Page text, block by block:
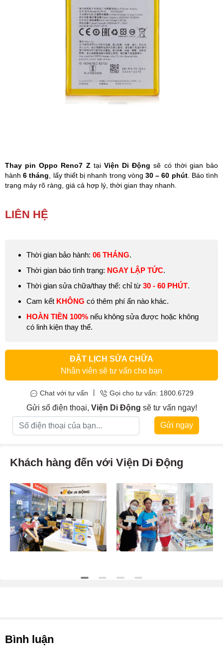
(miễn phí)
(Giờ làm việc: 08h00 - 21h00)
Thay pin Oppo Reno7 Z tại Viện Di Động sẽ có thời gian bảo
hành6 tháng , lấy thiết bị nhanh trong vòng 30 – 60 phút. Báo tình
trạng máy rõ ràng, giá cả hợp lý, thời gian thay nhanh.
bạn đang bị các vấn đề như: chai pin, sạc chậm, không báo sạc,
pin báo ảo, tiêu hao năng lượng nhanh, tự tắt nguồn khi chưa sử
LIÊN HỆ
Thời gian bảo hành: 06 THÁNG.
Thời gian báo tình trạng: NGAY LẬP TỨC.
Thời gian sửa chữa/thay thế: chỉ từ 30 - 60 PHÚT.
Cam kết KHÔNG có thêm phí ẩn nào khác.
HOÀN TIỀN 100% nếu không sửa được hoặc không
có linh kiện thay thế.
ĐẶT LỊCH SỬA CHỮA
Nhân viên sẽ tư vấn cho bạn
Chat với tư vấn Gọi cho tư vấn: 1800.6729
Gửi số điện thoại, Viện Di Động sẽ tư vấn ngay!
Gửi ngay
Khách hàng đến với Viện Di Động
Bình luận